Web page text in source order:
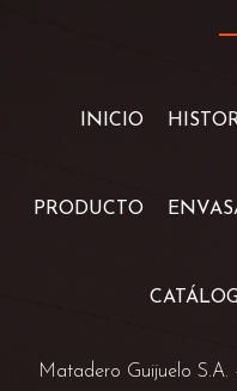
INICIO
PRODUCTO
Matadero Guijuelo S.A.